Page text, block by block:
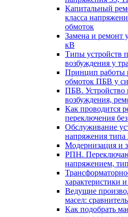
Капитальный
класса
обмоток
Замена и ремонт
кВ
Типы устройств
возбуждения у
Принцип работы
обмоток ПБВ у
ПБВ. Устройство
возбуждения,
Как проводится
переключения
Обслуживание
напряжения
Модернизация и
РПН.
напряжением,
характеристики
Ведущие
масел:
Как подобрать